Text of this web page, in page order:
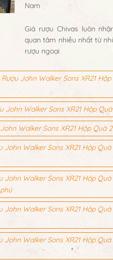
Nam
Giá rượu Chivas luôn
quan tâm nhiều nhất từ
rượu ngoại
John Walker Sons XR21 Hộp
John Walker Sons XR21 Hộp
Walker Sons XR21 Hộp Quà
John Walker Sons XR21 Hộp
John Walker Sons XR21 Hộp
John Walker Sons XR21 Hộp
John Walker Sons XR21 Hộp